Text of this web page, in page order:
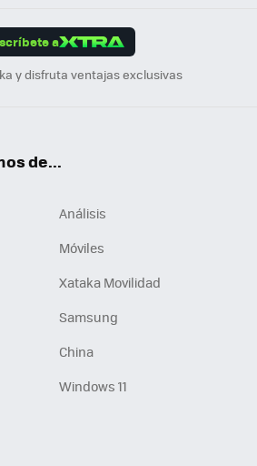
a
y disfruta ventajas exclusivas
de...
Análisis
Móviles
Xataka Movilidad
Samsung
China
Windows 11